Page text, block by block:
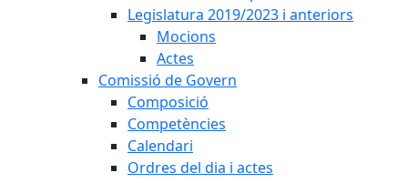
Legislatura 2019/2023 i anteriors
Mocions
Actes
Comissió de Govern
Composició
Competències
Calendari
Ordres del dia i actes